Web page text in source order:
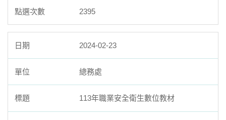
2395
2024-02-23
總務處
113年職業安全衛生數位教材